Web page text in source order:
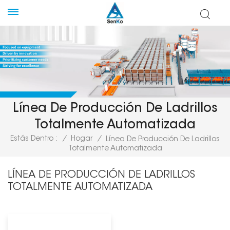
Línea De Producción De Ladrillos
Totalmente Automatizada
Estás Dentro : / Hogar /
Línea De Producción De Ladrillos
Totalmente Automatizada
LÍNEA DE PRODUCCIÓN DE LADRILLOS
TOTALMENTE AUTOMATIZADA